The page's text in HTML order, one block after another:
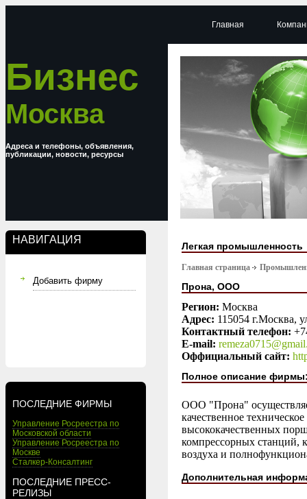
Бизнес
Москва
Адреса и телефоны, объявления,
публикации, новости, ресурсы
НАВИГАЦИЯ
Добавить фирму
ПОСЛЕДНИЕ ФИРМЫ
Управление Росреестра по
Московской области
Управление Росреестра по
Москве
Сталкер-Консалтинг
ПОСЛЕДНИЕ ПРЕСС-
РЕЛИЗЫ
Главная
Легкая промышленность
Главная страница
Прона, ООО
Регион: Москва
Адрес: 115054 г.Москва,
Контактный телефон:
E-mail:
Оффициальный сайт:
Полное описание
ООО "Прона"
качественное
высококачественных
компрессорных станций,
воздуха и
Дополнительная